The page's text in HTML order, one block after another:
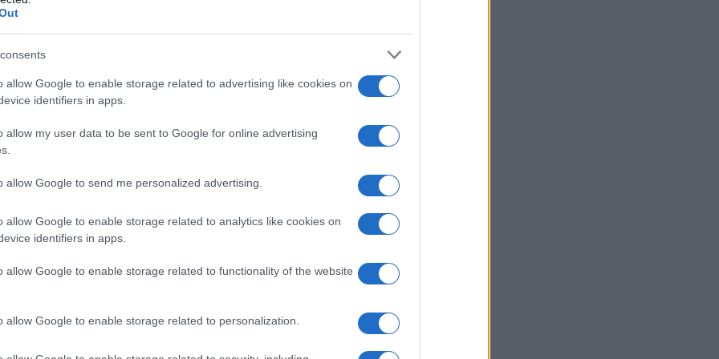
allow Google to enable storage related to advertising like cookies on
identifiers in apps.
allow my user data to be sent to Google for online advertising
allow Google to send me personalized advertising.
allow Google to enable storage related to analytics like cookies on
identifiers in apps.
allow Google to enable storage related to functionality of the website
allow Google to enable storage related to personalization.
τις μελιτζάνες σε χοντρές ροδέλες ή στη μέση κατά
να ξεπικρίσουν. Σκουπίστε τις με χαρτί κουζίνας.
ταψί με λαδόκολλα για 20-25 λεπτά, μέχρι να
ελαιόλαδο και σοτάρετε το κρεμμύδι μαζί με την
τον πελτέ και ανακατέψτε για 1 λεπτό.
αλάτι και πιπέρι. Σιγοβράστε για 10-12 λεπτά,
ή τον μαϊντανό. Ανακατέψτε απαλά ώστε να
από πάνω το μείγμα με τα φασόλια και
με λίγη φέτα.
όλα τα υλικά και να μελώσει το φαγητό. Αφήστε το να